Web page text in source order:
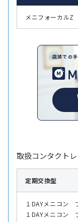
メニフォーカルZ
店頭での
取扱コンタクト
定期交換型
１DAYメニコン
１DAYメニコン